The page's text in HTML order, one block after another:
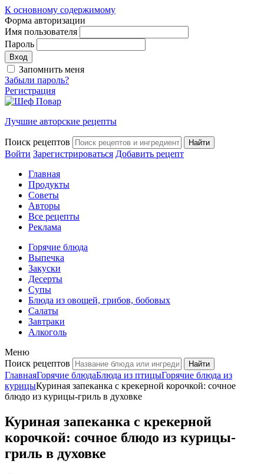
К основному содержимому
Форма авторизации
Имя пользователя
Пароль
Запомнить меня
Забыли пароль?
Регистрация
Лучшие авторские рецепты
Поиск рецептов
Войти Зарегистрироваться Добавить рецепт
Главная
Продукты
Советы
Авторы
Все рецепты
Реклама
Горячие блюда
Выпечка
Закуски
Десерты
Супы
Блюда из овощей, грибов, бобовых
Салаты
Завтраки
Алкоголь
Меню
Поиск рецептов
ГлавнаяГорячие блюдаБлюда из птицыГорячие блюда из
курицыКуриная запеканка с крекерной корочкой: сочное
блюдо из курицы-гриль в духовке
Куриная запеканка с крекерной
корочкой: сочное блюдо из курицы-
гриль в духовке